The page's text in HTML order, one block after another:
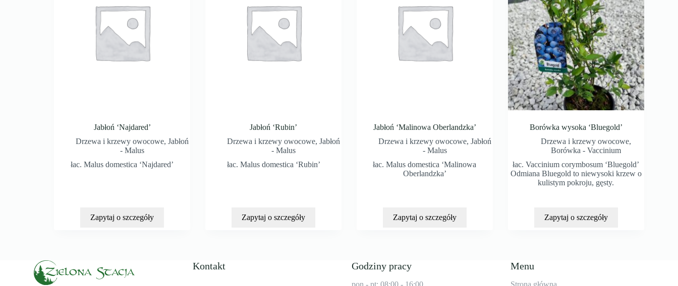
Jabłoń ‘Najdared’
Drzewa i krzewy owocowe,Jabłoń
- Malus
łac. Malus domestica ‘Najdared’
Zapytaj o szczegóły
Jabłoń ‘Rubin’
Drzewa i krzewy owocowe,Jabłoń
- Malus
łac. Malus domestica ‘Rubin’
Zapytaj o szczegóły
Jabłoń ‘Malinowa Oberlandzka’
Drzewa i krzewy owocowe, Jabłoń
- Malus
łac. Malus domestica ‘Malinowa
Oberlandzka’
Zapytaj o szczegóły
Borówka wysoka ‘Bluegold’
Drzewa i krzewy owocowe,
Borówka - Vaccinium
łac. Vaccinium corymbosum ‘Bluegold’
Odmiana Bluegold to niewysoki krzew o
kulistym pokroju, gęsty.
Zapytaj o szczegóły
Kontakt Godziny pracy
pon - pt: 08:00 - 16:00
Menu
Strona główna